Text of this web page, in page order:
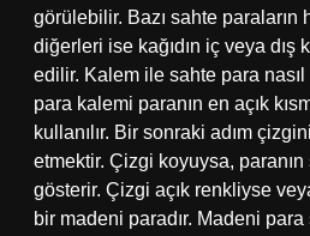
görülebilir. Bazı sahte paraların
diğerleri ise kağıdın iç veya dış
edilir. Kalem ile sahte para nasıl
para kalemi paranın en açık
kullanılır. Bir sonraki adım
etmektir. Çizgi koyuysa,
gösterir. Çizgi açık renkliyse
bir madeni paradır. Madeni para